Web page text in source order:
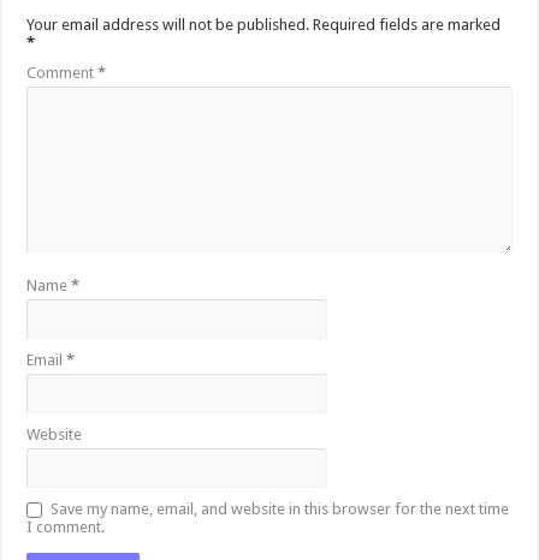
Your email address will not be published. Required fields are marked
*
Comment*
Name*
Email*
Website
Save my name, email, and website in this browser for the next time
I comment.